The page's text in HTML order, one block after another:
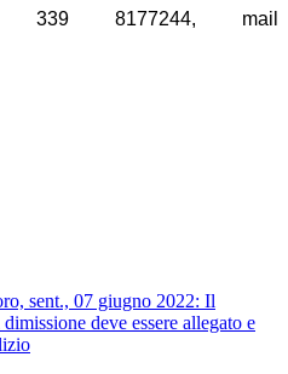
339 8177244, mail
sent., 07 giugno 2022: Il
deve essere allegato e